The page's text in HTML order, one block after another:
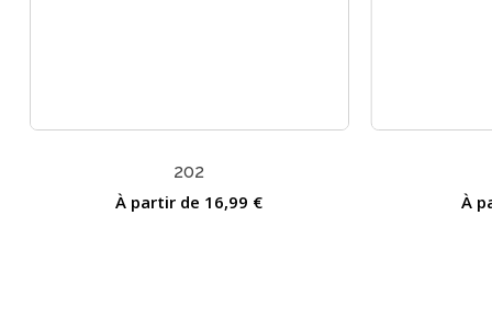
202
À partir de 16,99 € À